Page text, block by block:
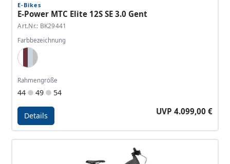
E-Bikes
E-Power MTC Elite 12S SE 3.0 Gent
Art.Nr.: BK29441
Farbbezeichnung
Met. Gray Blue, Wine Red, Light Blue, Silver
Rahmengröße
44 49 54
Details UVP 4.099,00 €